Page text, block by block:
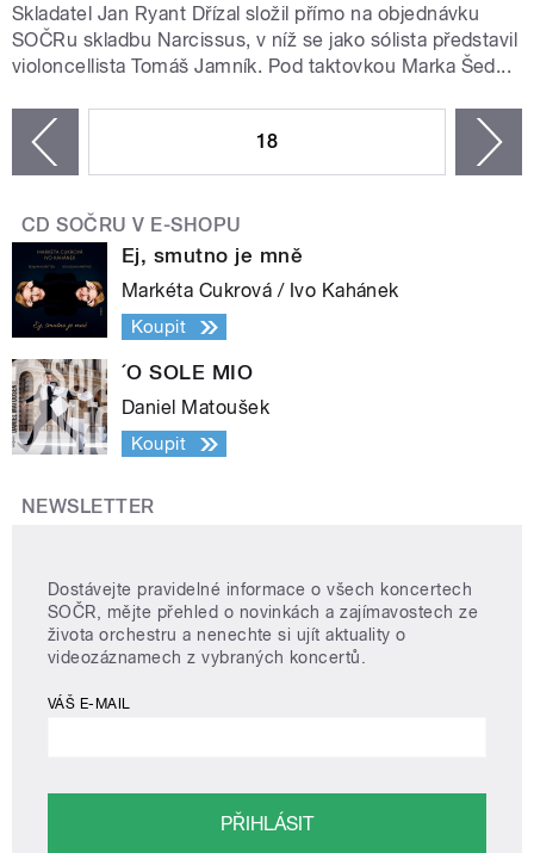
Skladatel Jan Ryant Dřízal složil přímo na objednávku
SOČRu skladbu Narcissus, v níž se jako sólista představil
violoncellista Tomáš Jamník. Pod taktovkou Marka Šed...
18
CD SOČRU V E-SHOPU
Ej, smutno je mně
Markéta Cukrová / Ivo Kahánek
Koupit
´O SOLE MIO
Daniel Matoušek
Koupit
NEWSLETTER
Dostávejte pravidelné informace o všech koncertech
SOČR, mějte přehled o novinkách a zajímavostech ze
života orchestru a nenechte si ujít aktuality o
videozáznamech z vybraných koncertů.
VÁŠ E-MAIL